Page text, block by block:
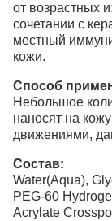
от возрастных
сочетании с
местный
кожи.
Способ
Небольшое
наносят на
движениями,
Состав:
Water(Aqua),
PEG-60
Acrylate